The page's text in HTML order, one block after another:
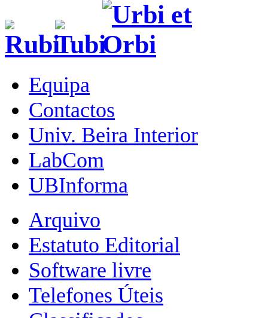
Equipa
Contactos
Univ. Beira Interior
LabCom
UBInforma
Arquivo
Estatuto Editorial
Software livre
Telefones Úteis